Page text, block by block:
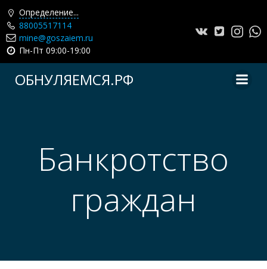
Определение...
88005517114
mine@goszaiem.ru
Пн-Пт 09:00-19:00
ОБНУЛЯЕМСЯ.РФ
Банкротство
граждан